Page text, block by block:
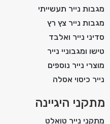
מגבות נייר תעשייתי
מגבות נייר צץ רץ
סדיני נייר ואלבד
טישו ומגבוניי נייר
מוצרי נייר נוספים
נייר כיסוי אסלה
מתקני היגיינה
מתקני נייר טואלט